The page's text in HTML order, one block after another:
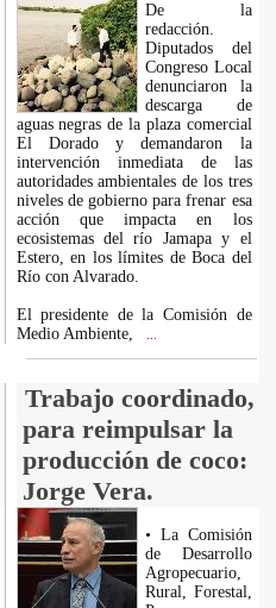
De la
redacción.
Diputados del
Congreso Local
denunciaron la
descarga de
aguas negras de la plaza comercial
El Dorado y demandaron la
intervención inmediata de las
autoridades ambientales de los tres
niveles de gobierno para frenar esa
acción que impacta en los
ecosistemas del río Jamapa y el
Estero, en los límites de Boca del
Río con Alvarado.
El presidente de la Comisión de
Medio Ambiente,
Trabajo coordinado,
para reimpulsar la
producción de coco:
Jorge Vera.
• La Comisión
de Desarrollo
Agropecuario,
Rural, Forestal,